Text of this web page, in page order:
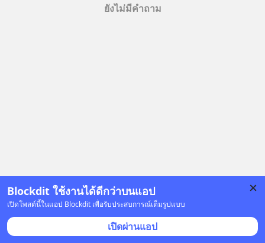
Blockdit ใช้งานได้ดีกว่าบนแอป
เปิดโพสต์นี้ในแอป Blockdit เพื่อรับประสบการณ์เต็มรูปแบบ
เปิดผ่านแอป
ยังไม่มีคำถาม